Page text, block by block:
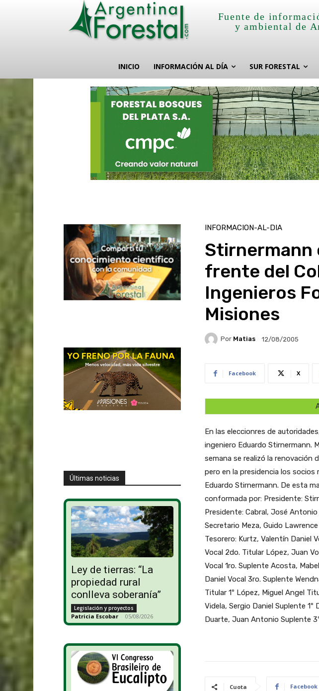
Fuente de
y ambiental de
INICIO INFORMACIÓN AL DÍA SUR FORESTAL
Últimas noticias
Ley de tierras: “La
propiedad rural
conlleva soberanía”
Legislación y proyectos
Patricia Escobar - 05/08/2026
INFORMACION-AL-DIA
Stirnermann
frente del
Ingenieros
Misiones
Por Matias 12/08/2005
Facebook X
En las eleccionres de
ingeniero Eduardo Stirnermann.
semana se realizó la renovación
pero en la presidencia los
Eduardo Stirnermann. De esta
conformada por: Presidente:
Presidente: Cabral, José
Secretario Meza, Guido
Tesorero: Kurtz, Valentín Daniel
Vocal 2do. Titular López, Juan
Vocal 1ro. Suplente Acosta,
Daniel Vocal 3ro. Suplente
Titular 1º López, Miguel Angel
Videla, Sergio Daniel Suplente
Duarte, Juan Antonio Suplente
Cuota Facebook